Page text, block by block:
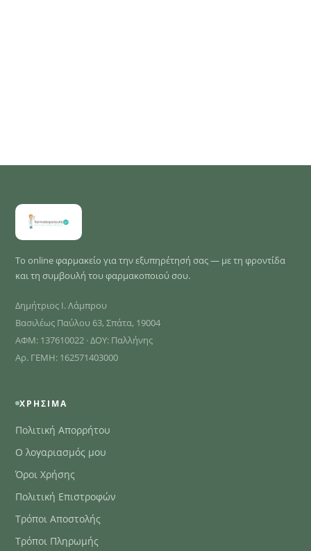
Το online φαρμακείο για την εξυπηρέτησή σας — με τη φροντίδα
και τη συμβουλή του φαρμακοποιού σου.
Δημήτριος Ι. Λάμπρου
Βασιλέως Παύλου 63, Σπάτα, 19004
ΑΦΜ: 137610022 · ΔΟΥ: Παλλήνης
Αρ. ΓΕΜΗ: 162571403000
ΧΡΉΣΙΜΑ
Πολιτική Απορρήτου
Ο λογαριασμός μου
Όροι Χρήσης
Πολιτική Επιστροφών
Τρόποι Αποστολής
Τρόποι Πληρωμής